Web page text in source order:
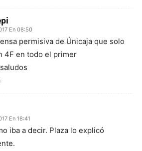
En 08:50
permisiva de Únicaja que solo
4F en todo el primer
En 18:41
iba a decir. Plaza lo explicó